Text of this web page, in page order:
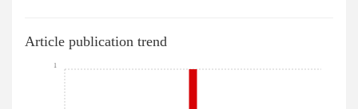
Article publication trend
1